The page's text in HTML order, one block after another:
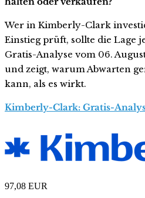
Wer in Kimberly-Clark
Einstieg prüft, sollte die Lage
Gratis-Analyse vom 06.
und zeigt, warum Abwarten
kann, als es wirkt.
Kimberly-Clark: Gratis-
97,08 EUR